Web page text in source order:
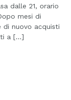
dalle 21, orario
mesi di
di nuovo acquisti
a […]